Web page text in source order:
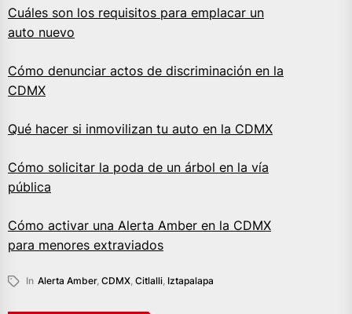
Cuáles son los requisitos para emplacar un
auto nuevo
Cómo denunciar actos de discriminación en la
CDMX
Qué hacer si inmovilizan tu auto en la CDMX
Cómo solicitar la poda de un árbol en la vía
pública
Cómo activar una Alerta Amber en la CDMX
para menores extraviados
In Alerta Amber, CDMX Citlalli Iztapalapa